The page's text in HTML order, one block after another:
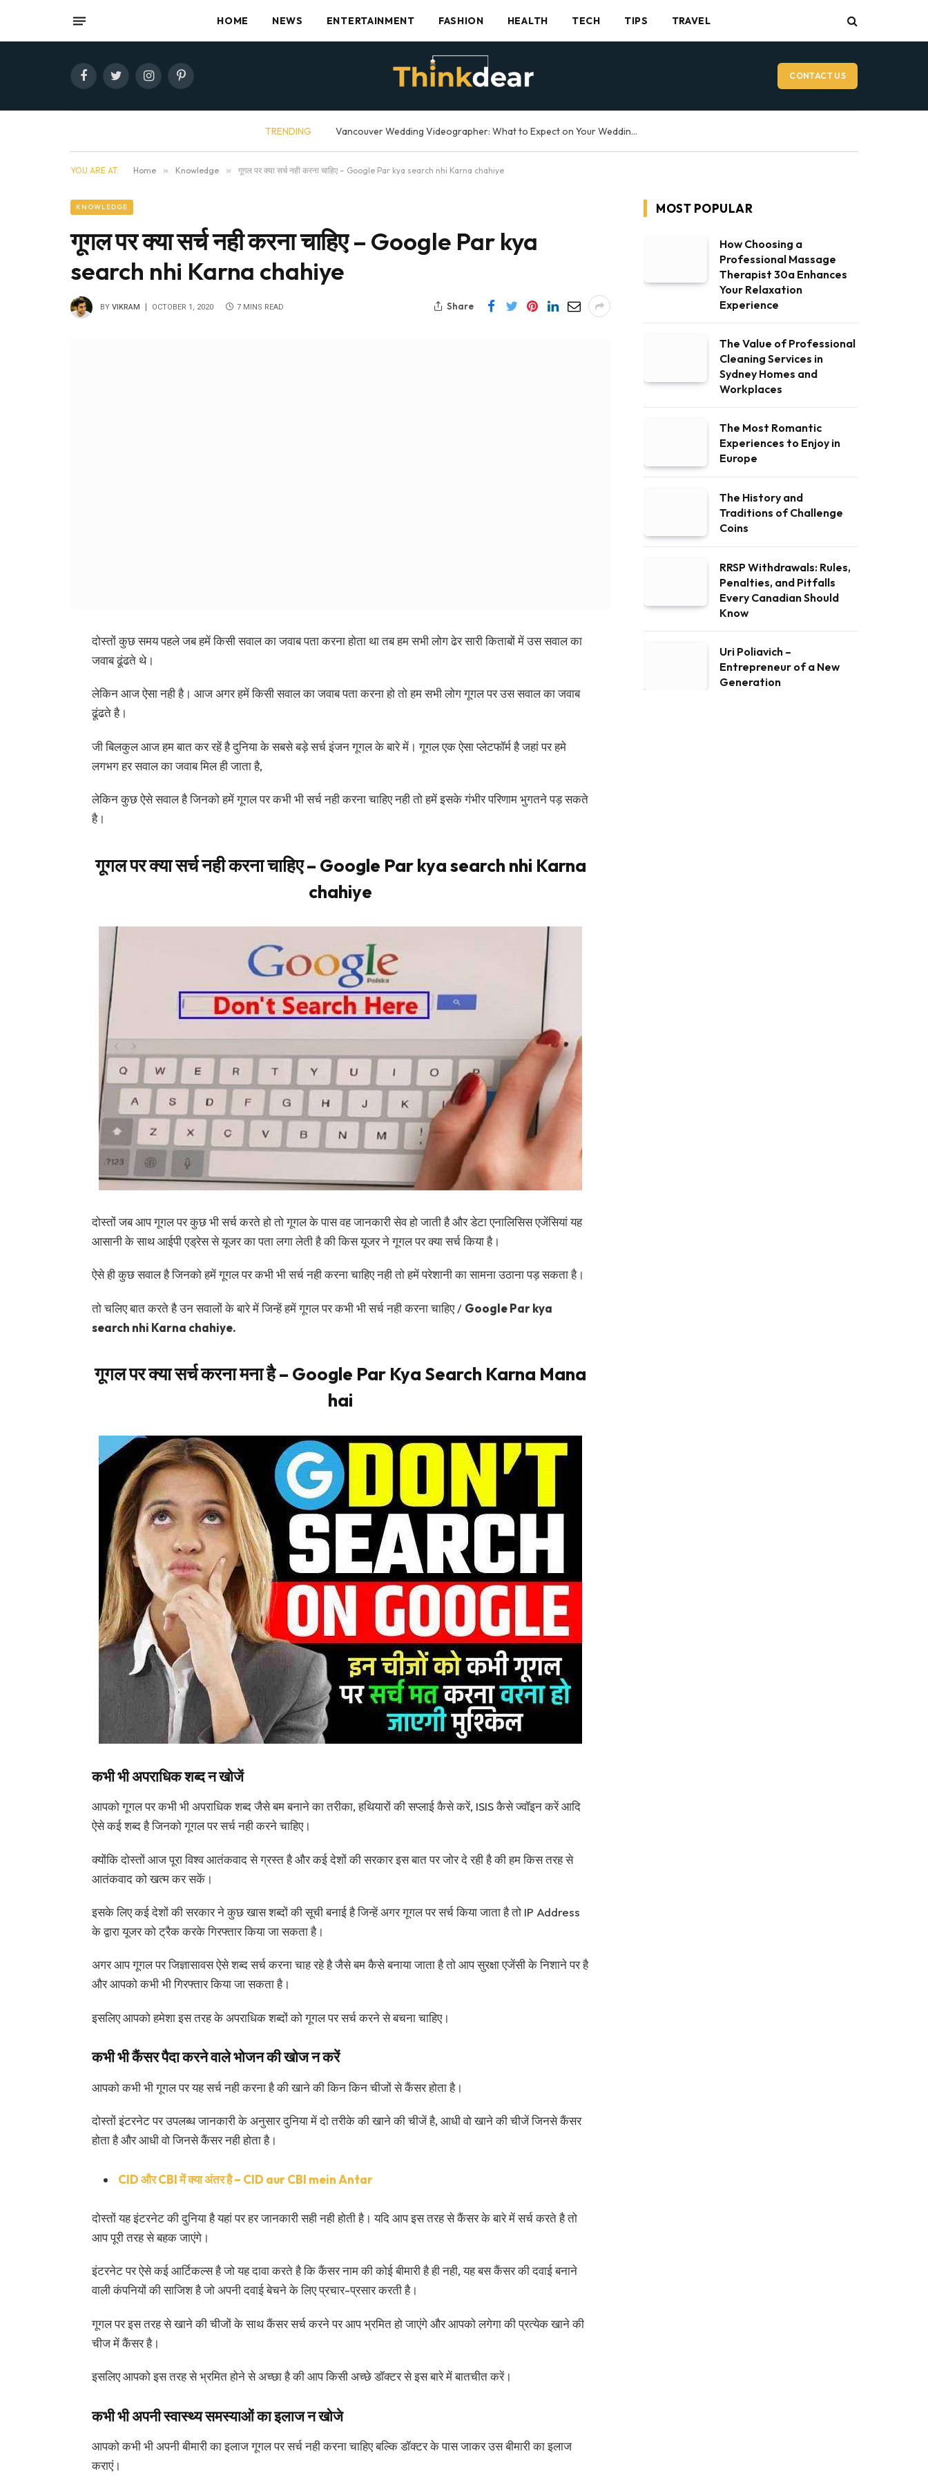
HOME NEWS ENTERTAINMENT FASHION HEALTH TECH TIPS TRAVEL
FacebookTwitterInstagramPinterest CONTACT US
TRENDING Vancouver Wedding Videographer: What to Expect on Your Wedding Day
YOU ARE AT: Home » Knowledge » गूगल पर क्या सर्च नही करना चाहिए – Google Par kya search nhi Karna chahiye
KNOWLEDGE
गूगल पर क्या सर्च नही करना चाहिए – Google Par kya
search nhi Karna chahiye
BY VIKRAM OCTOBER 1, 2020 7 MINS READ Share
दोस्तों कुछ समय पहले जब हमें किसी सवाल का जवाब पता करना होता था तब हम सभी लोग ढेर सारी किताबों में उस सवाल का
जवाब ढूंढते थे।
लेकिन आज ऐसा नही है। आज अगर हमें किसी सवाल का जवाब पता करना हो तो हम सभी लोग गूगल पर उस सवाल का जवाब
ढूंढते है।
जी बिलकुल आज हम बात कर रहें है दुनिया के सबसे बड़े सर्च इंजन गूगल के बारे में। गूगल एक ऐसा प्लेटफॉर्म है जहां पर हमे
लगभग हर सवाल का जवाब मिल ही जाता है,
लेकिन कुछ ऐसे सवाल है जिनको हमें गूगल पर कभी भी सर्च नही करना चाहिए नही तो हमें इसके गंभीर परिणाम भुगतने पड़ सकते
है।
गूगल पर क्या सर्च नही करना चाहिए – Google Par kya search nhi Karna
chahiye
दोस्तों जब आप गूगल पर कुछ भी सर्च करते हो तो गूगल के पास वह जानकारी सेव हो जाती है और डेटा एनालिसिस एजेंसियां यह
आसानी के साथ आईपी एड्रेस से यूजर का पता लगा लेती है की किस यूजर ने गूगल पर क्या सर्च किया है।
ऐसे ही कुछ सवाल है जिनको हमें गूगल पर कभी भी सर्च नही करना चाहिए नही तो हमें परेशानी का सामना उठाना पड़ सकता है।
तो चलिए बात करते है उन सवालों के बारे में जिन्हें हमें गूगल पर कभी भी सर्च नही करना चाहिए / Google Par kya
search nhi Karna chahiye.
गूगल पर क्या सर्च करना मना है – Google Par Kya Search Karna Mana
hai
कभी भी अपराधिक शब्द न खोजें
आपको गूगल पर कभी भी अपराधिक शब्द जैसे बम बनाने का तरीका, हथियारों की सप्लाई कैसे करें, ISIS कैसे ज्वॉइन करें आदि
ऐसे कई शब्द है जिनको गूगल पर सर्च नही करने चाहिए।
क्योंकि दोस्तों आज पूरा विश्व आतंकवाद से ग्रस्त है और कई देशों की सरकार इस बात पर जोर दे रही है की हम किस तरह से
आतंकवाद को खत्म कर सकें।
इसके लिए कई देशों की सरकार ने कुछ खास शब्दों की सूची बनाई है जिन्हें अगर गूगल पर सर्च किया जाता है तो IP Address
के द्वारा यूजर को ट्रैक करके गिरफ्तार किया जा सकता है।
अगर आप गूगल पर जिज्ञासावस ऐसे शब्द सर्च करना चाह रहे है जैसे बम कैसे बनाया जाता है तो आप सुरक्षा एजेंसी के निशाने पर है
और आपको कभी भी गिरफ्तार किया जा सकता है।
इसलिए आपको हमेशा इस तरह के अपराधिक शब्दों को गूगल पर सर्च करने से बचना चाहिए।
कभी भी कैंसर पैदा करने वाले भोजन की खोज न करें
आपको कभी भी गूगल पर यह सर्च नही करना है की खाने की किन किन चीजों से कैंसर होता है।
दोस्तों इंटरनेट पर उपलब्ध जानकारी के अनुसार दुनिया में दो तरीके की खाने की चीजें है, आधी वो खाने की चीजें जिनसे कैंसर
होता है और आधी वो जिनसे कैंसर नही होता है।
CID और CBI में क्या अंतर है – CID aur CBI mein Antar
दोस्तों यह इंटरनेट की दुनिया है यहां पर हर जानकारी सही नही होती है। यदि आप इस तरह से कैंसर के बारे में सर्च करते है तो
आप पूरी तरह से बहक जाएंगे।
इंटरनेट पर ऐसे कई आर्टिकल्स है जो यह दावा करते है कि कैंसर नाम की कोई बीमारी है ही नही, यह बस कैंसर की दवाई बनाने
वाली कंपनियों की साजिश है जो अपनी दवाई बेचने के लिए प्रचार-प्रसार करती है।
गूगल पर इस तरह से खाने की चीजों के साथ कैंसर सर्च करने पर आप भ्रमित हो जाएंगे और आपको लगेगा की प्रत्येक खाने की
चीज में कैंसर है।
इसलिए आपको इस तरह से भ्रमित होने से अच्छा है की आप किसी अच्छे डॉक्टर से इस बारे में बातचीत करें।
कभी भी अपनी स्वास्थ्य समस्याओं का इलाज न खोजे
आपको कभी भी अपनी बीमारी का इलाज गूगल पर सर्च नही करना चाहिए बल्कि डॉक्टर के पास जाकर उस बीमारी का इलाज
कराएं।
MOST POPULAR
How Choosing a
Professional Massage
Therapist 30a Enhances
Your Relaxation
Experience
The Value of Professional
Cleaning Services in
Sydney Homes and
Workplaces
The Most Romantic
Experiences to Enjoy in
Europe
The History and
Traditions of Challenge
Coins
RRSP Withdrawals: Rules,
Penalties, and Pitfalls
Every Canadian Should
Know
Uri Poliavich –
Entrepreneur of a New
Generation